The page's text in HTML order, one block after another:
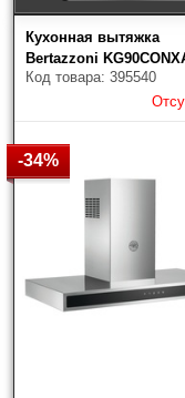
Доставка
Доставку
Кухонная вытяжка
Bertazzoni
Код товара: 395540
-34%